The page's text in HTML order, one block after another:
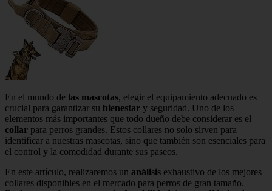
En el mundo de las mascotas, elegir el equipamiento adecuado es
crucial para garantizar su bienestar y seguridad. Uno de los
elementos más importantes que todo dueño debe considerar es el
collar para perros grandes. Estos collares no solo sirven para
identificar a nuestras mascotas, sino que también son esenciales para
el control y la comodidad durante sus paseos.
En este artículo, realizaremos un análisis exhaustivo de los mejores
collares disponibles en el mercado para perros de gran tamaño.